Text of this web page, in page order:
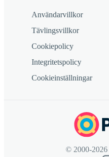
Användarvillkor
Tävlingsvillkor
Cookiepolicy
Integritetspolicy
Cookieinställningar
© 2000-2026